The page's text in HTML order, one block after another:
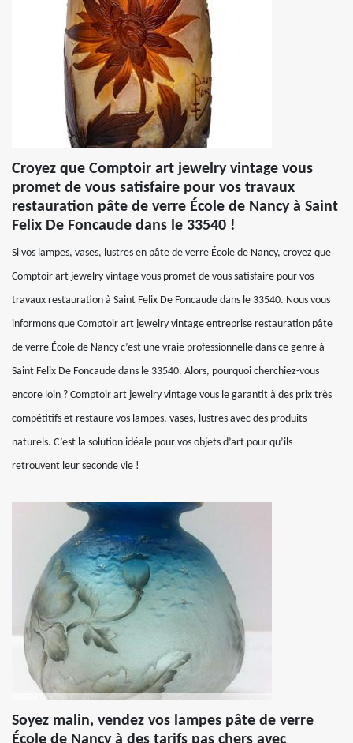
Croyez que Comptoir art jewelry vintage vous
promet de vous satisfaire pour vos travaux
restauration pâte de verre École de Nancy à Saint
Felix De Foncaude dans le 33540 !
Si vos lampes, vases, lustres en pâte de verre École de Nancy, croyez que
Comptoir art jewelry vintage vous promet de vous satisfaire pour vos
travaux restauration à Saint Felix De Foncaude dans le 33540. Nous vous
informons que Comptoir art jewelry vintage entreprise restauration pâte
de verre École de Nancy c’est une vraie professionnelle dans ce genre à
Saint Felix De Foncaude dans le 33540. Alors, pourquoi cherchiez-vous
encore loin ? Comptoir art jewelry vintage vous le garantit à des prix très
compétitifs et restaure vos lampes, vases, lustres avec des produits
naturels. C’est la solution idéale pour vos objets d’art pour qu’ils
retrouvent leur seconde vie !
Soyez malin, vendez vos lampes pâte de verre
École de Nancy à des tarifs pas chers avec